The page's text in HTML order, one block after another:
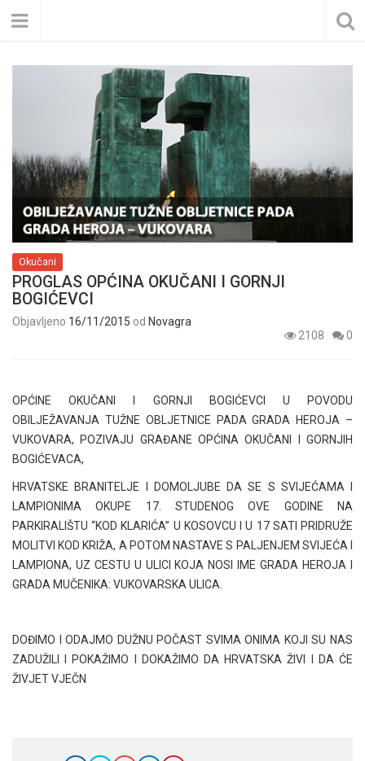
Okučani
PROGLAS OPĆINA OKUČANI I GORNJI
BOGIĆEVCI
Objavljeno 16/11/2015 od Novagra
2108
0
OPĆINE OKUČANI I GORNJI BOGIĆEVCI U POVODU
OBILJEŽAVANJA TUŽNE OBLJETNICE PADA GRADA HEROJA –
VUKOVARA, POZIVAJU GRAĐANE OPĆINA OKUČANI I GORNJIH
BOGIĆEVACA,
HRVATSKE BRANITELJE I DOMOLJUBE DA SE S SVIJEĆAMA I
LAMPIONIMA OKUPE 17. STUDENOG OVE GODINE NA
PARKIRALIŠTU “KOD KLARIĆA” U KOSOVCU I U 17 SATI PRIDRUŽE
MOLITVI KOD KRIŽA, A POTOM NASTAVE S PALJENJEM SVIJEĆA I
LAMPIONA, UZ CESTU U ULICI KOJA NOSI IME GRADA HEROJA I
GRADA MUČENIKA: VUKOVARSKA ULICA.
DOĐIMO I ODAJMO DUŽNU POČAST SVIMA ONIMA KOJI SU NAS
ZADUŽILI I POKAŽIMO I DOKAŽIMO DA HRVATSKA ŽIVI I DA ĆE
ŽIVJET VJEČN